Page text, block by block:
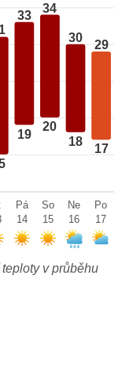
33
19
34
20
30
18
29
17
Pá
14
So
15
Ne
16
Po
17
v průběhu